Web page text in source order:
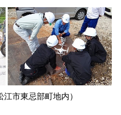
市東忌部町地内）